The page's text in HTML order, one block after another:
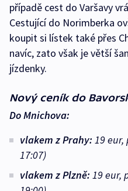
případě cest do Varšavy
Cestující do Norimberka
koupit si lístek také přes
navíc, zato však je větší
jízdenky.
Nový ceník do
Do Mnichova:
vlakem z Prahy: 19 eur,
17:07)
vlakem z Plzně: 19 eur,